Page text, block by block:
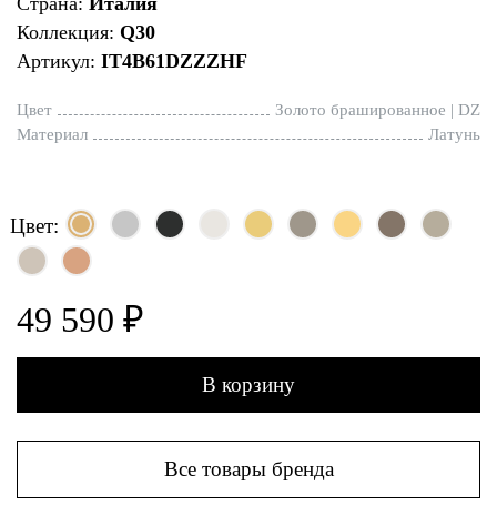
Коллекция: Q30
Артикул: IT4B61DZZZHF
Цвет
Золото брашированное | DZ
Материал
Латунь
Цвет:
49 590 ₽
В корзину
Все товары бренда